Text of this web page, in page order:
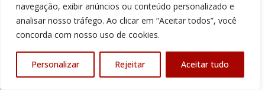
navegação, exibir anúncios ou conteúdo personalizado e
analisar nosso tráfego. Ao clicar em “Aceitar todos”, você
concorda com nosso uso de cookies.
Personalizar Rejeitar Aceitar tudo